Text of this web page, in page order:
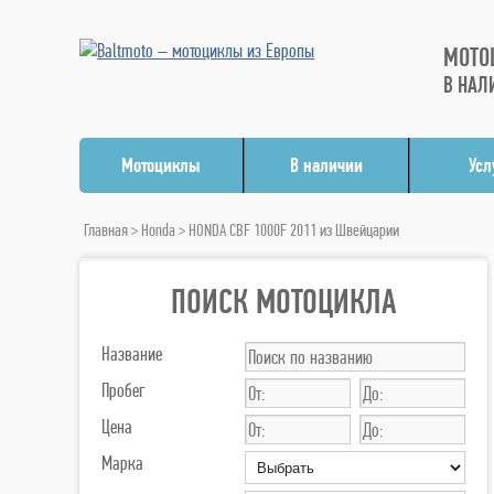
В
Мотоциклы В наличии
Главная> Honda > HONDA CBF 1000F 2011 из Швейцарии
ПОИСК МОТОЦИКЛА
Название
Пробег
Цена
Марка